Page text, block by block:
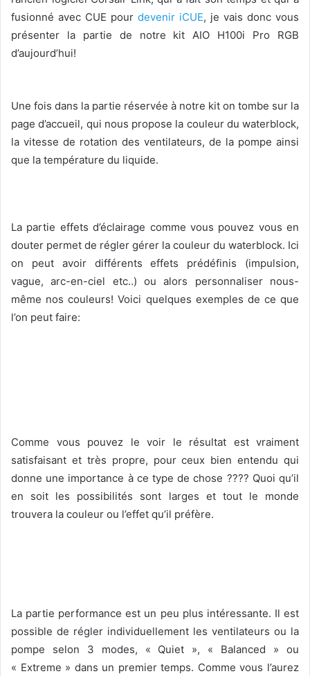
fusionné avec CUE pour devenir iCUE, je vais donc vous
présenter la partie de notre kit AIO H100i Pro RGB
d’aujourd’hui!
Une fois dans la partie réservée à notre kit on tombe sur la
page d’accueil, qui nous propose la couleur du waterblock,
la vitesse de rotation des ventilateurs, de la pompe ainsi
que la température du liquide.
La partie effets d’éclairage comme vous pouvez vous en
douter permet de régler gérer la couleur du waterblock. Ici
on peut avoir différents effets prédéfinis (impulsion,
vague, arc-en-ciel etc..) ou alors personnaliser nous-
même nos couleurs! Voici quelques exemples de ce que
l’on peut faire:
Comme vous pouvez le voir le résultat est vraiment
satisfaisant et très propre, pour ceux bien entendu qui
donne une importance à ce type de chose ???? Quoi qu’il
en soit les possibilités sont larges et tout le monde
trouvera la couleur ou l’effet qu’il préfère.
La partie performance est un peu plus intéressante. Il est
possible de régler individuellement les ventilateurs ou la
pompe selon 3 modes, « Quiet », « Balanced » ou
« Extreme » dans un premier temps. Comme vous l’aurez